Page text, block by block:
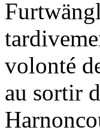
volonté
au sortir